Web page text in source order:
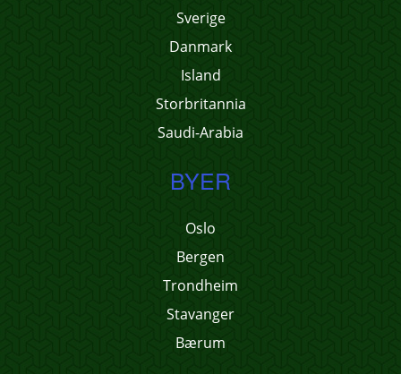
Sverige
Danmark
Island
Storbritannia
Saudi-Arabia
BYER
Oslo
Bergen
Trondheim
Stavanger
Bærum